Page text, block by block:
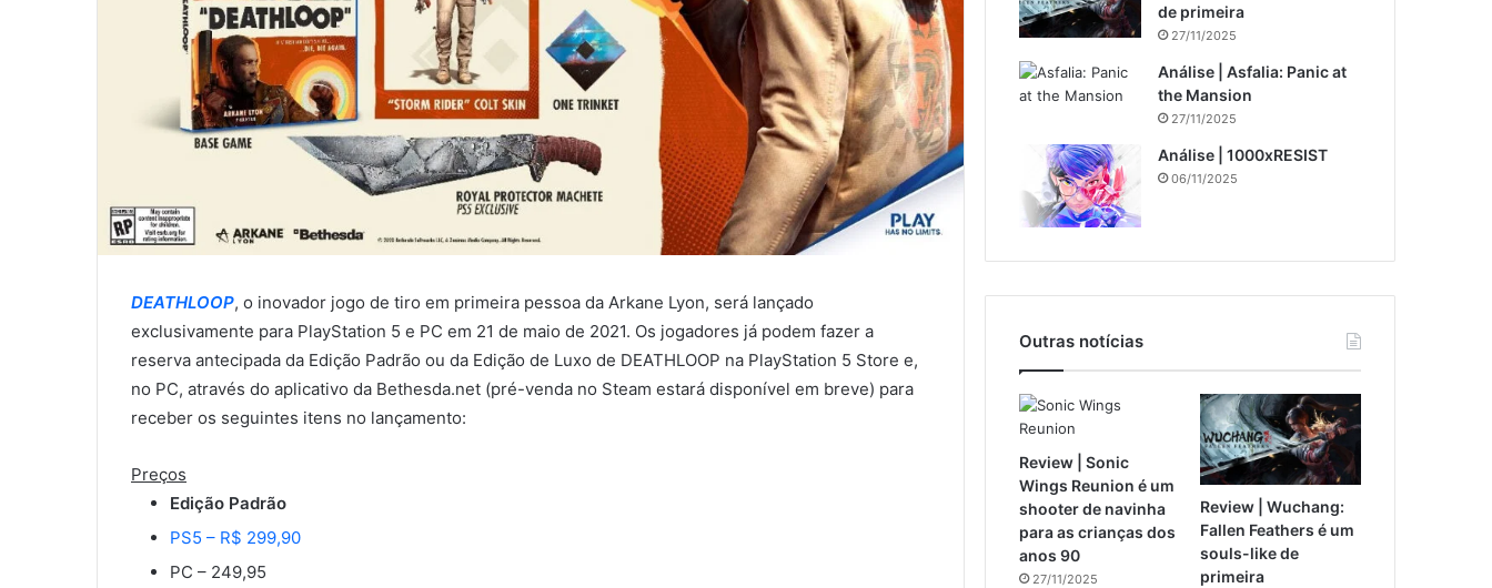
DEATHLOOP, o inovador jogo de tiro em primeira pessoa da Arkane Lyon, será lançado
exclusivamente para PlayStation 5 e PC em 21 de maio de 2021. Os jogadores já podem fazer a
reserva antecipada da Edição Padrão ou da Edição de Luxo de DEATHLOOP na PlayStation 5 Store e,
no PC, através do aplicativo da Bethesda.net (pré-venda no Steam estará disponível em breve) para
receber os seguintes itens no lançamento:
Preços
Edição Padrão
PS5 – R$ 299,90
PC – 249,95
de primeira
27/11/2025
Análise | Asfalia: Panic at
the Mansion
27/11/2025
Análise | 1000xRESIST
06/11/2025
Outras notícias
Review | Sonic
Wings Reunion é um
shooter de navinha
para as crianças dos
anos 90
27/11/2025
Review | Wuchang:
Fallen Feathers é um
souls-like de
primeira